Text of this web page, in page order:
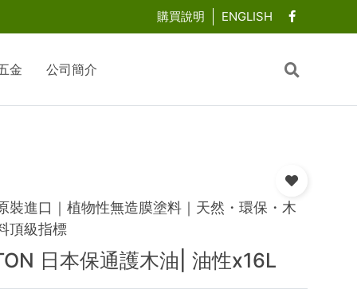
購買說明 ENGLISH
金 公司簡介
裝進口｜植物性無造膜塗料｜天然・環保・木
頂級指標
日本保通護木油| 油性x16L